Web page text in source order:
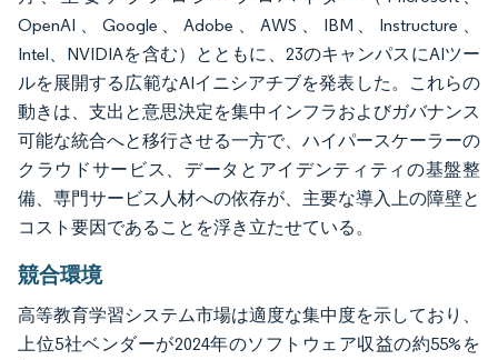
OpenAI、Google、Adobe、AWS、IBM、Instructure、
Intel、NVIDIAを含む）とともに、23のキャンパスにAIツー
ルを展開する広範なAIイニシアチブを発表した。これらの
動きは、支出と意思決定を集中インフラおよびガバナンス
可能な統合へと移行させる一方で、ハイパースケーラーの
クラウドサービス、データとアイデンティティの基盤整
備、専門サービス人材への依存が、主要な導入上の障壁と
コスト要因であることを浮き立たせている。
競合環境
高等教育学習システム市場は適度な集中度を示しており、
上位5社ベンダーが2024年のソフトウェア収益の約55%を